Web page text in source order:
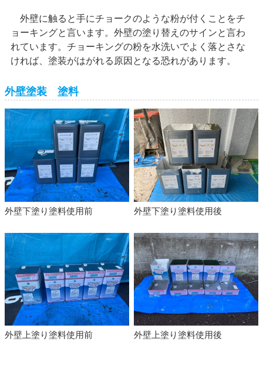
外壁に触ると手にチョークのような粉が付くことをチ
ョーキングと言います。外壁の塗り替えのサインと言わ
れています。チョーキングの粉を水洗いでよく落とさな
ければ、塗装がはがれる原因となる恐れがあります。
外壁塗装 塗料
外壁下塗り塗料使用前 外壁下塗り塗料使用後
外壁上塗り塗料使用前 外壁上塗り塗料使用後